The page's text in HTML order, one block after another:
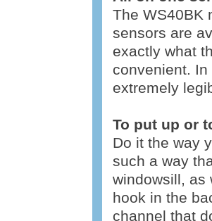
The WS40BK
sensors are
exactly what
convenient.
extremely
To put up or
Do it the way
such a way
windowsill, as
hook in the
channel that